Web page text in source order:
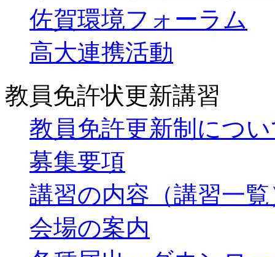
佐賀環境フォーラム
高大連携活動
教員免許状更新講習
教員免許更新制につ
募集要項
講習の内容（講習一覧
会場の案内